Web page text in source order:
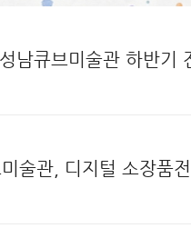
남큐브미술관 하반기
술관, 디지털 소장품전